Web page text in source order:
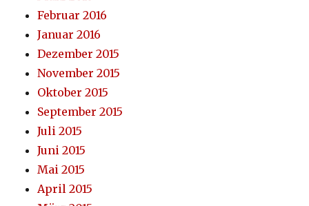
Februar 2016
Januar 2016
Dezember 2015
November 2015
Oktober 2015
September 2015
Juli 2015
Juni 2015
Mai 2015
April 2015